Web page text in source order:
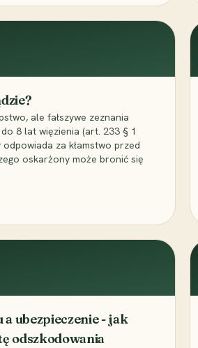
ale fałszywe zeznania
8 lat więzienia (art. 233 § 1
za kłamstwo przed
oskarżony może bronić się
ubezpieczenie - jak
odszkodowania